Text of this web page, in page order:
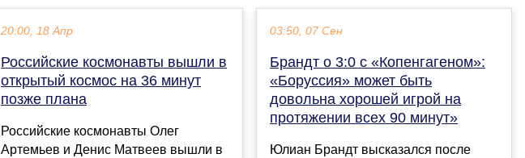
20:00, 18 Апр
Российские космонавты вышли в
открытый космос на 36 минут
позже плана
Российские космонавты Олег
Артемьев и Денис Матвеев вышли в
03:50, 07 Сен
Брандт о 3:0 с «Копенгагеном»:
«Боруссия» может быть
довольна хорошей игрой на
протяжении всех 90 минут»
Юлиан Брандт высказался после